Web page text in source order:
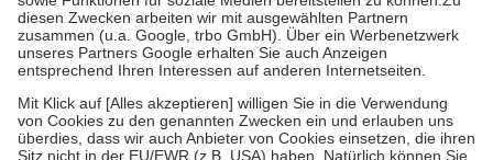
Zuzahlung zehn Prozent der Kosten sowie zehn Euro je
Verordnung.
Um das Engagement der Versicherten für ihre eigene Gesundheit zu
stärken und die besondere Stellung der Familie zu unterstützen,
fallenkeine Zuzahlungenan bei:
• Kindern und Jugendlichen bis zum vollendeten 18. Lebensjahr
mit Ausnahme der Fahrkosten